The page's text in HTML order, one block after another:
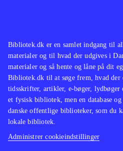
Bibliotek.dk er en samlet indgang til
materialer og til hvad der udgives i
materialer og så hente og låne på dit
Bibliotek.dk til at søge frem, hvad der
tidsskrifter, artikler, e-bøger,
et fysisk bibliotek, men en database
danske offentlige biblioteker, som du
lokale bibliotek.
Administrer cookieindstillinger